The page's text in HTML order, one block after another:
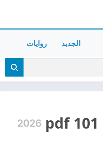
الجديد روايات
2026